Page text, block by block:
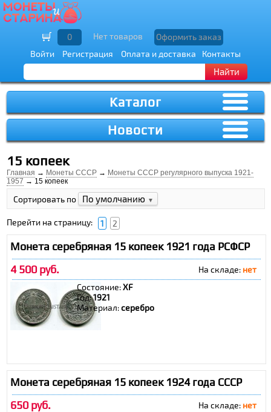
Войти Регистрация Оплата и доставка Контакты
Найти
0 Нет товаров Оформить заказ
Каталог
Новости
15 копеек
Главная → Монеты СССР → Монеты СССР регулярного выпуска 1921-
1957 → 15 копеек
Сортировать по По умолчанию ▼
Перейти на страницу: 1 2
Монета серебряная 15 копеек 1921 года РСФСР
4 500 руб.
На складе: нет
Состояние:XF
Год:1921
Материал:серебро
Монета серебряная 15 копеек 1924 года СССР
650 руб.
На складе: нет